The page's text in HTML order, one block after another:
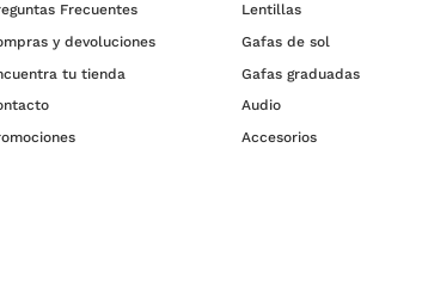
Frecuentes
y devoluciones
tu tienda
Lentillas
Gafas de sol
Gafas graduadas
Audio
Accesorios